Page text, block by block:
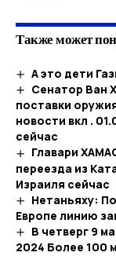
Также может
А это дети
Сенатор Ван
поставки
новости вкл .
сейчас
Главари
переезда из
Израиля сейчас
Нетаньяху:
Европе линию
В четверг 9
2024 Более 100